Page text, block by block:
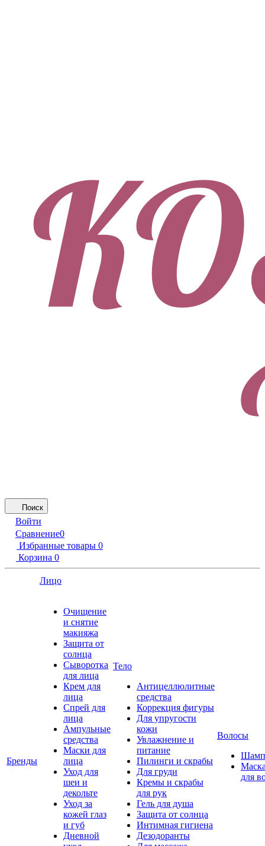
Поиск
Войти
Сравнение0
Избранные товары 0
Корзина 0
Бренды
Лицо
Очищение
и снятие
макияжа
Защита от
солнца
Сыворотка
для лица
Крем для
лица
Спрей для
лица
Ампульные
средства
Маски для
лица
Уход для
шеи и
декольте
Уход за
кожей глаз
и губ
Дневной
Тело
Антицеллюлитные
средства
Коррекция фигуры
Для упругости
кожи
Увлажнение и
питание
Пилинги и скрабы
Для груди
Кремы и скрабы
для рук
Гель для душа
Защита от солнца
Интимная гигиена
Дезодоранты
Волосы
для